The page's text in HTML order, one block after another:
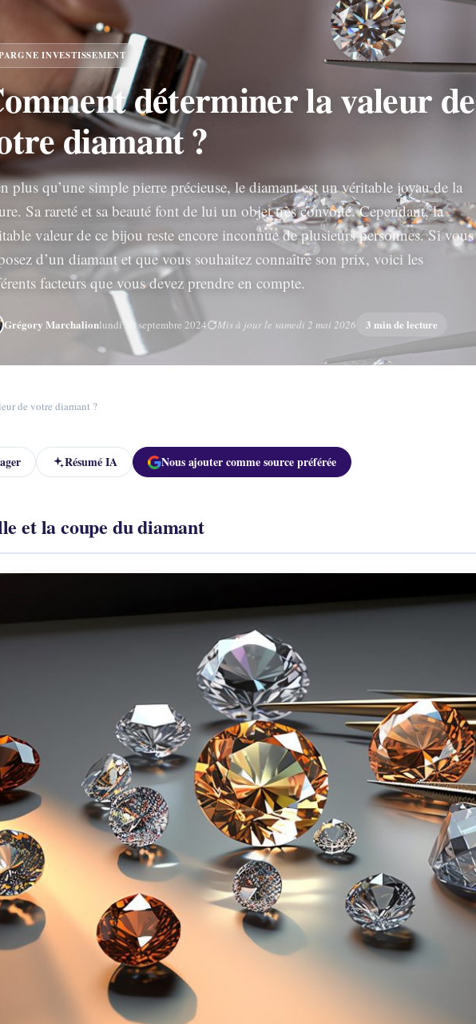
INVESTISSEMENT
déterminer la valeur de
diamant ?
plus qu’une simple pierre précieuse, le diamant est un véritable joyau de la
Sa rareté et sa beauté font de lui un objet très convoité. Cependant, la
valeur de ce bijou reste encore inconnue de plusieurs personnes. Si vous
d’un diamant et que vous souhaitez connaître son prix, voici les
facteurs que vous devez prendre en compte.
Grégory Marchalionlundi 30 septembre 2024 Mis à jour le samedi 2 mai 2026 3 min de lecture
de votre diamant ?
Résumé IA Nous ajouter comme source préférée
et la coupe du diamant